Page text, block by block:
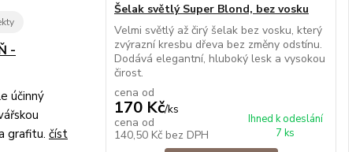
-
účinný
grafitu. číst
Šelak světlý Super Blond, bez vosku
Velmi světlý až čirý šelak bez vosku, který
zvýrazní kresbu dřeva bez změny odstínu.
Dodává elegantní, hluboký lesk a vysokou
čirost.
cena od
170 Kč/ks
cena od
140,50 Kč bez DPH
Ihned k odeslání
7 ks